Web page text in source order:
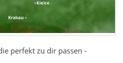
perfekt zu dir passen -